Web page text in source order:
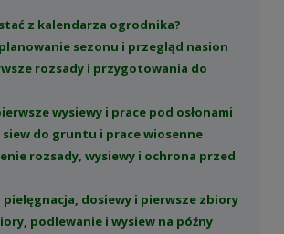
z kalendarza ogrodnika?
sezonu i przegląd nasion
rozsady i przygotowania do
wysiewy i prace pod osłonami
siew do gruntu i prace wiosenne
rozsady, wysiewy i ochrona przed
pielęgnacja, dosiewy i pierwsze zbiory
podlewanie i wysiew na późny